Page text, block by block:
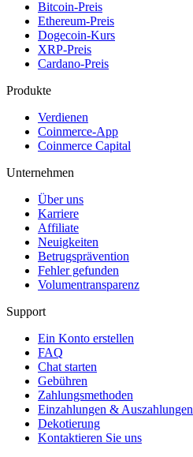
Bitcoin-Preis
Ethereum-Preis
Dogecoin-Kurs
XRP-Preis
Cardano-Preis
Produkte
Verdienen
Coinmerce-App
Coinmerce Capital
Unternehmen
Über uns
Karriere
Affiliate
Neuigkeiten
Betrugsprävention
Fehler gefunden
Volumentransparenz
Support
Ein Konto erstellen
FAQ
Chat starten
Gebühren
Zahlungsmethoden
Einzahlungen & Auszahlungen
Dekotierung
Kontaktieren Sie uns